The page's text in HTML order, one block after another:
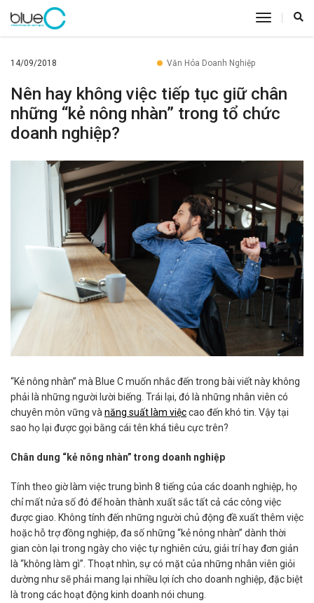
toggle
14/09/2018 Văn Hóa Doanh Nghiệp
Nên hay không việc tiếp tục giữ chân
những “kẻ nông nhàn” trong tổ chức
doanh nghiệp?
“Kẻ nông nhàn” mà Blue C muốn nhắc đến trong bài viết này không
phải là những người lười biếng. Trái lại, đó là những nhân viên có
chuyên môn vững và năng suất làm việccao đến khó tin. Vậy tại
sao họ lại được gọi bằng cái tên khá tiêu cực trên?
Chân dung “kẻ nông nhàn” trong doanh nghiệp
Tính theo giờ làm việctrung bình 8 tiếng của các doanh nghiệp, họ
chỉ mất nửa số đó để hoàn thành xuất sắc tất cả các công việc
được giao. Không tính đến những người chủ động đề xuất thêm việc
hoặc hỗ trợ đồng nghiệp, đa số những “kẻ nông nhàn” dành thời
gian còn lại trong ngày cho việc tự nghiên cứu, giải trí hay đơn giản
là “không làm gì”. Thoạt nhìn, sự có mặt của những nhân viên giỏi
dường như sẽ phải mang lại nhiều lợi ích cho doanh nghiệp, đặc biệt
là trong các hoạt động kinh doanh nói chung.